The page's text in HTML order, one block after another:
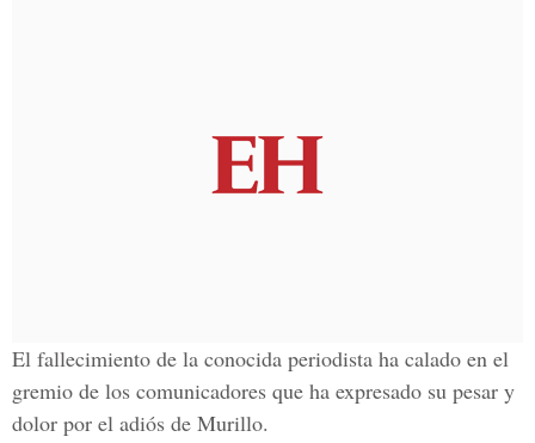
El fallecimiento de la conocida periodista ha calado en el
gremio de los comunicadores que ha expresado su pesar y
dolor por el adiós de Murillo.